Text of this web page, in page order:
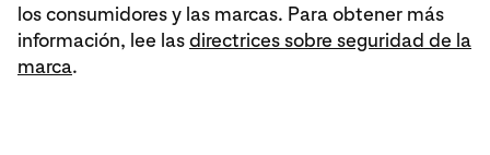
los consumidores y las marcas. Para obtener más
información, lee lasdirectrices sobre seguridad de la
marca.